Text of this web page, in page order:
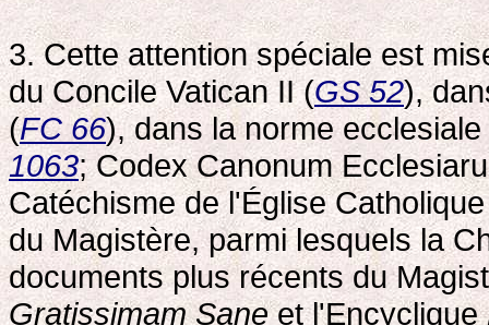
3. Cette attention spéciale est
du Concile Vatican II (GS 52),
(FC 66), dans la norme
1063; Codex Canonum
Catéchisme de l'Église
du Magistère, parmi lesquels la
documents plus récents du
Gratissimam Saneet l'Encyclique